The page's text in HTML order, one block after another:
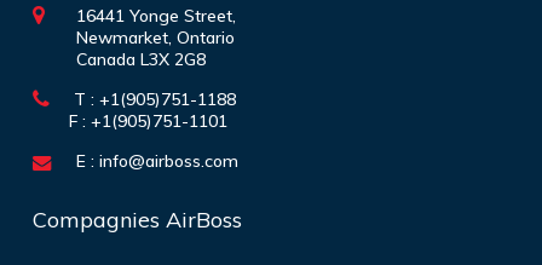
16441 Yonge Street,
Newmarket, Ontario
Canada L3X 2G8
T : +1(905)751-1188
F : +1(905)751-1101
E : info@airboss.com
Compagnies AirBoss